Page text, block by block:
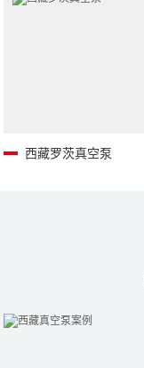
西藏罗茨真空泵